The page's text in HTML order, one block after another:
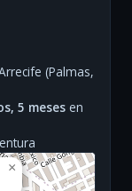
(Palmas,
5 meses en
×